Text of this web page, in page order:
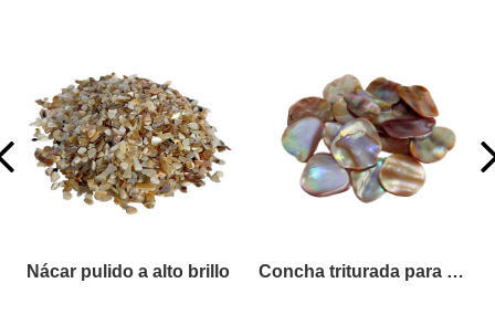
Nácar pulido a alto brillo Concha triturada para manualidades